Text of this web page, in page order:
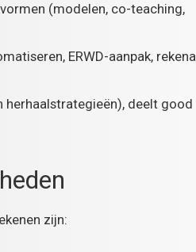
(modelen, co-teaching,
ERWD-aanpak,
deelt good
zijn: